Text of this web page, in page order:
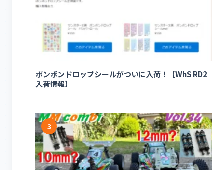
ボンボンドロップシールがついに入荷！【WhS RD2
入荷情報】
3